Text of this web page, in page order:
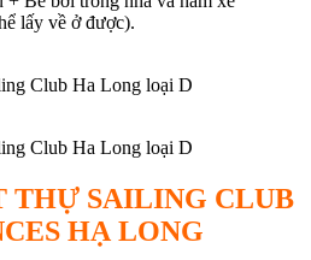
lấy về ở được).
Club Ha Long loại D
Club Ha Long loại D
THỰ SAILING CLUB
HẠ LONG